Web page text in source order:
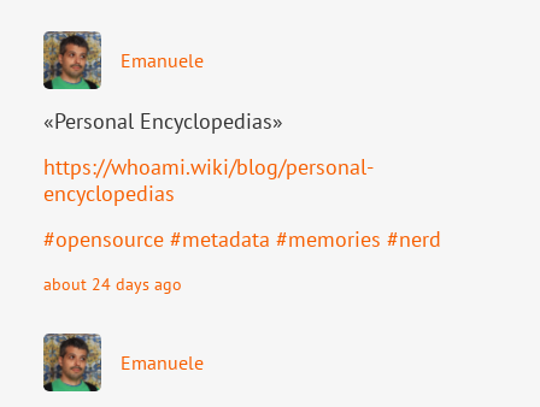
Emanuele
«Personal Encyclopedias»
https://whoami.wiki/blog/personal-
encyclopedias
#opensource #metadata #memories #nerd
about 24 days ago
Emanuele